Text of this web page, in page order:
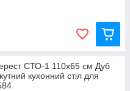
СТО-1 110х65 см Дуб
кухонний стіл для